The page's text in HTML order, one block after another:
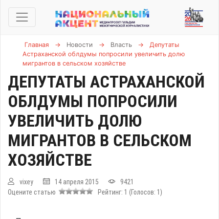
Главная → Новости → Власть →
Депутаты
Астраханской облдумы попросили увеличить долю
мигрантов в сельском хозяйстве
ДЕПУТАТЫ АСТРАХАНСКОЙ
ОБЛДУМЫ ПОПРОСИЛИ
УВЕЛИЧИТЬ ДОЛЮ
МИГРАНТОВ В СЕЛЬСКОМ
ХОЗЯЙСТВЕ
vixey 14 апреля 2015
9421
Оцените статью
Рейтинг: 1 (Голосов: 1 )